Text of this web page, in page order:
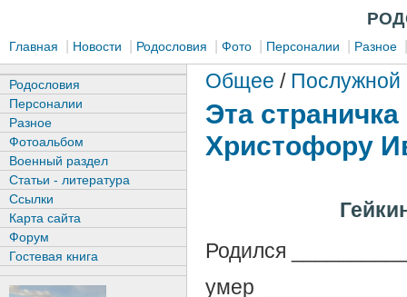
Главная Новости Родословия Фото Персоналии Разное
Общее / Послужной
Эта
Христофору
Родился
умер
Родословия
Персоналии
Разное
Фотоальбом
Военный раздел
Статьи - литература
Ссылки
Карта сайта
Форум
Гостевая книга